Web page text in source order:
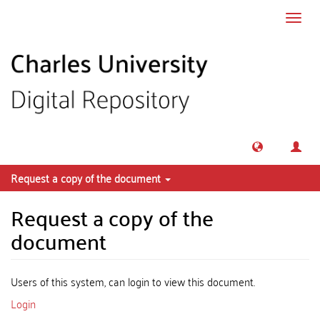
Request a copy of the document
Request a copy of the
document
Users of this system, can login to view this document.
Login